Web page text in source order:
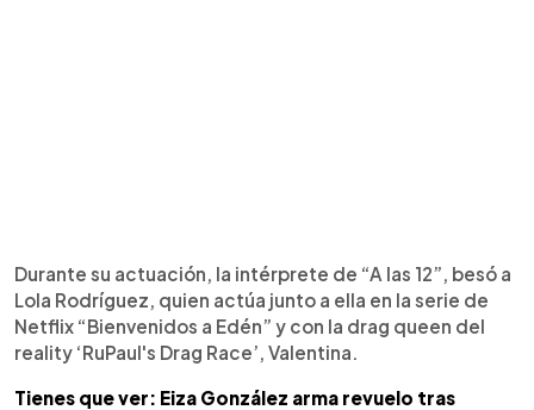
Durante su actuación, la intérprete de “A las 12”, besó a
Lola Rodríguez, quien actúa junto a ella en la serie de
Netflix “Bienvenidos a Edén” y con la drag queen del
reality ‘RuPaul's Drag Race’, Valentina.
Tienes que ver: Eiza González arma revuelo tras